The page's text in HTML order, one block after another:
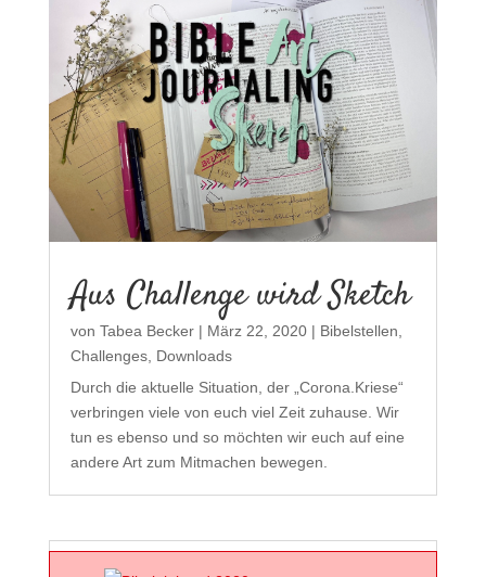
Aus Challenge wird Sketch
von Tabea Becker| März 22, 2020| Bibelstellen,
Challenges, Downloads
Durch die aktuelle Situation, der „Corona.Kriese“
verbringen viele von euch viel Zeit zuhause. Wir
tun es ebenso und so möchten wir euch auf eine
andere Art zum Mitmachen bewegen.